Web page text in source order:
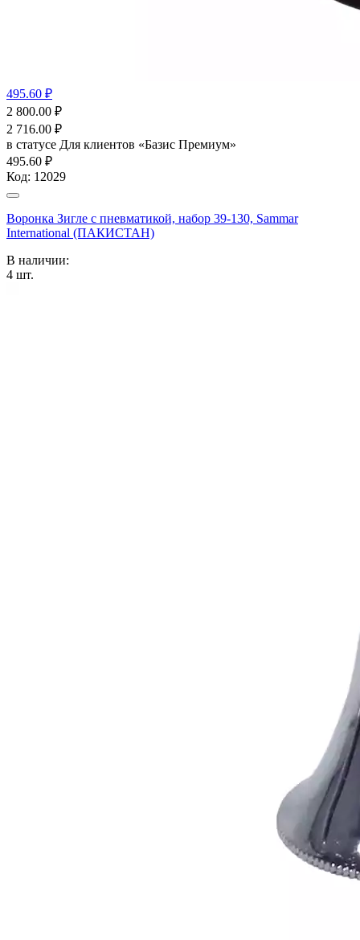
495.60 ₽
2 800.00 ₽
2 716.00 ₽
в статусе Для клиентов «Базис Премиум»
495.60 ₽
Код: 12029
Воронка Зигле с пневматикой, набор 39-130, Sammar
International (ПАКИСТАН)
В наличии:
4 шт.